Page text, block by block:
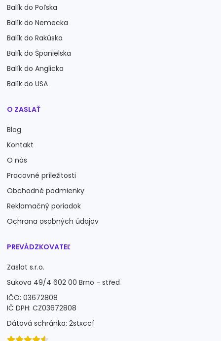
Balík do Poľska
Balík do Nemecka
Balík do Rakúska
Balík do Španielska
Balík do Anglicka
Balík do USA
O ZASLAŤ
Blog
Kontakt
O nás
Pracovné príležitosti
Obchodné podmienky
Reklamačný poriadok
Ochrana osobných údajov
PREVÁDZKOVATEĽ
Zaslat s.r.o.
Sukova 49/4 602 00 Brno - střed
IČO: 03672808
IČ DPH: CZ03672808
Dátová schránka: 2stxccf